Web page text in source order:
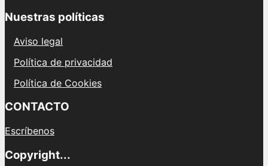
Nuestras políticas
Aviso legal
Política de privacidad
Política de Cookies
CONTACTO
Escríbenos
Copyright...